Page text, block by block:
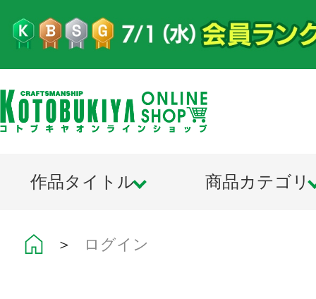
作品タイトル 商品カテゴリ
＞ ログイン